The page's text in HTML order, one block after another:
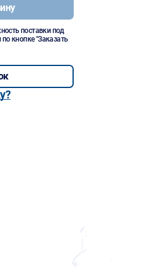
поставки под
по кнопке "Заказать